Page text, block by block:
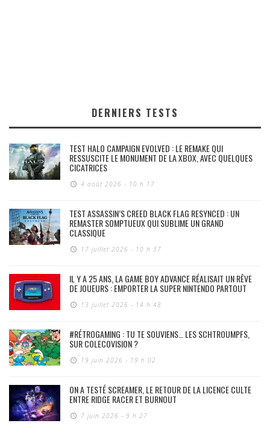
DERNIERS TESTS
TEST HALO CAMPAIGN EVOLVED : LE REMAKE QUI
RESSUSCITE LE MONUMENT DE LA XBOX, AVEC QUELQUES
CICATRICES
4 août 2026 - 10 h 17
TEST ASSASSIN’S CREED BLACK FLAG RESYNCED : UN
REMASTER SOMPTUEUX QUI SUBLIME UN GRAND
CLASSIQUE
17 juillet 2026 - 10 h 37
IL Y A 25 ANS, LA GAME BOY ADVANCE RÉALISAIT UN RÊVE
DE JOUEURS : EMPORTER LA SUPER NINTENDO PARTOUT
13 juillet 2026 - 14 h 48
#RÉTROGAMING : TU TE SOUVIENS… LES SCHTROUMPFS,
SUR COLECOVISION ?
19 juin 2026 - 19 h 02
ON A TESTÉ SCREAMER, LE RETOUR DE LA LICENCE CULTE
ENTRE RIDGE RACER ET BURNOUT
7 juin 2026 - 9 h 27